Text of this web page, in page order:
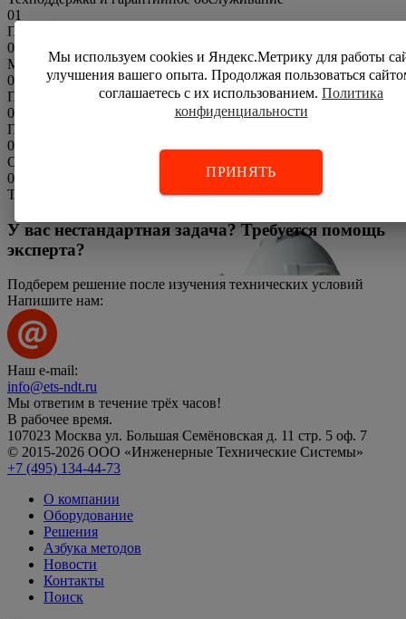
Мы используем cookies и Яндекс.Метрику для работы
улучшения вашего опыта. Продолжая пользоваться
соглашаетесь с их использованием. Политика
конфиденциальности
ПРИНЯТЬ
01
Подбор вариантов оборудования под бюджет
02
Метрологическая поверка перед поставкой
03
Поставка
04
Пуско-наладка
05
Обучение персонала
06
Техподдержка и гарантийное обслуживание
У вас нестандартная задача? Требуется помощь
эксперта?
Подберем решение после изучения технических условий
Напишите нам:
Наш e-mail:
info@ets-ndt.ru
Мы ответим в течение трёх часов!
В рабочее время.
107023 Москва ул. Большая Семёновская д. 11 стр. 5 оф. 7
© 2015-2026 ООО «Инженерные Технические Системы»
+7 (495) 134-44-73
О компании
Оборудование
Решения
Азбука методов
Новости
Контакты
Поиск